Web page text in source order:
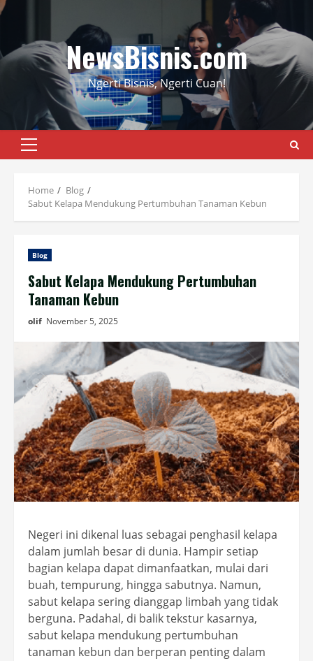
Skip
content
NewsBisnis.com
Ngerti Bisnis, Ngerti Cuan!
Primary
Home
Blog
Sabut Kelapa Mendukung Pertumbuhan Tanaman Kebun
Blog
Sabut Kelapa Mendukung Pertumbuhan
Tanaman Kebun
olif November 5, 2025
Negeri ini dikenal luas sebagai penghasil kelapa
dalam jumlah besar di dunia. Hampir setiap
bagian kelapa dapat dimanfaatkan, mulai dari
buah, tempurung, hingga sabutnya. Namun,
sabut kelapa sering dianggap limbah yang tidak
berguna. Padahal, di balik tekstur kasarnya,
sabut kelapa mendukung pertumbuhan
tanaman kebun dan berperan penting dalam